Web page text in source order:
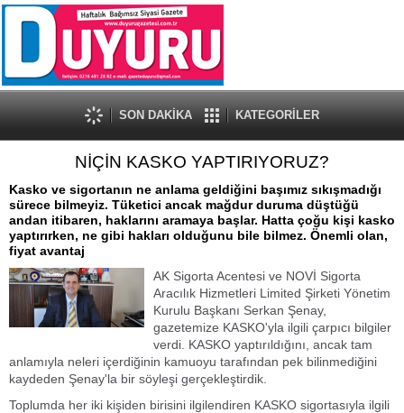
SON DAKİKA KATEGORİLER
NİÇİN KASKO YAPTIRIYORUZ?
Kasko ve sigortanın ne anlama geldiğini başımız sıkışmadığı
sürece bilmeyiz. Tüketici ancak mağdur duruma düştüğü
andan itibaren, haklarını aramaya başlar. Hatta çoğu kişi kasko
yaptırırken, ne gibi hakları olduğunu bile bilmez. Önemli olan,
fiyat avantaj
AK Sigorta Acentesi ve NOVİ Sigorta
Aracılık Hizmetleri Limited Şirketi Yönetim
Kurulu Başkanı Serkan Şenay,
gazetemize KASKO'yla ilgili çarpıcı bilgiler
verdi. KASKO yaptırıldığını, ancak tam
anlamıyla neleri içerdiğinin kamuoyu tarafından pek bilinmediğini
kaydeden Şenay'la bir söyleşi gerçekleştirdik.
Toplumda her iki kişiden birisini ilgilendiren KASKO sigortasıyla ilgili